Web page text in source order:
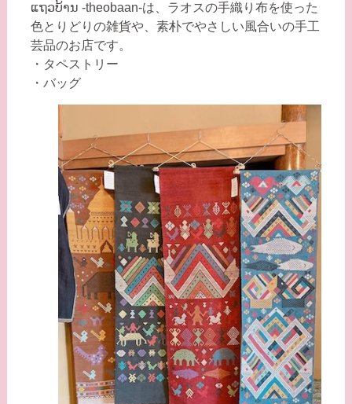
ແຖວບ້ານ -theobaan-は、ラオスの手織り布を使った
色とりどりの雑貨や、素朴でやさしい風合いの手工
芸品のお店です。
・タペストリー
・バッグ